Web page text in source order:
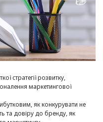
стратегії розвитку,
маркетингової
як конкурувати не
та довіру до бренду, як